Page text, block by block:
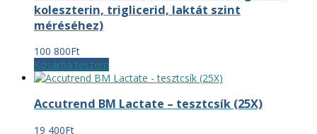
koleszterin, triglicerid, laktát szint
méréséhez)
100 800Ft
Kosárba teszem
Accutrend BM Lactate – tesztcsík (25X)
19 400Ft